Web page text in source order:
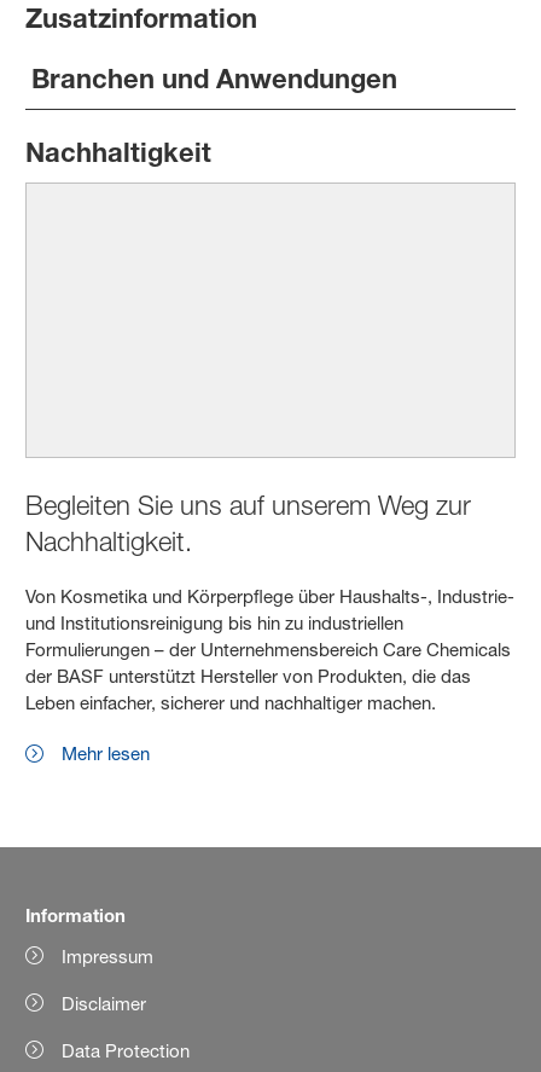
Zusatzinformation
Branchen und Anwendungen
Nachhaltigkeit
Begleiten Sie uns auf unserem Weg zur
Nachhaltigkeit.
Von Kosmetika und Körperpflege über Haushalts-, Industrie-
und Institutionsreinigung bis hin zu industriellen
Formulierungen – der Unternehmensbereich Care Chemicals
der BASF unterstützt Hersteller von Produkten, die das
Leben einfacher, sicherer und nachhaltiger machen.
Mehr lesen
Information
Impressum
Disclaimer
Data Protection